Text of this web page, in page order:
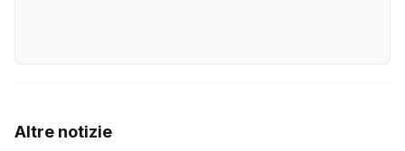
Altre notizie